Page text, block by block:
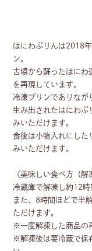
はにわぷりんは2018
ン。
古墳から蘇ったはにわ
を再現しています。
冷凍プリンでありなが
生み出されたはにわぷ
みいただけます。
食後は小物入れにした
みいただけます。
〈美味しい食べ方（解
冷蔵庫で解凍し約12時
また、8時間ほどで半
ただけます。
※一度解凍した商品の
※解凍後は要冷蔵で保